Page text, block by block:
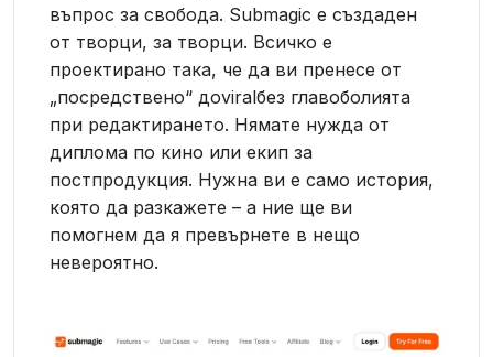
въпрос за свобода. Submagic е създаден
от творци, за творци. Всичко е
проектирано така, че да ви пренесе от
„посредствено“ доviralбез главоболията
при редактирането. Нямате нужда от
диплома по кино или екип за
постпродукция. Нужна ви е само история,
която да разкажете – а ние ще ви
помогнем да я превърнете в нещо
невероятно.